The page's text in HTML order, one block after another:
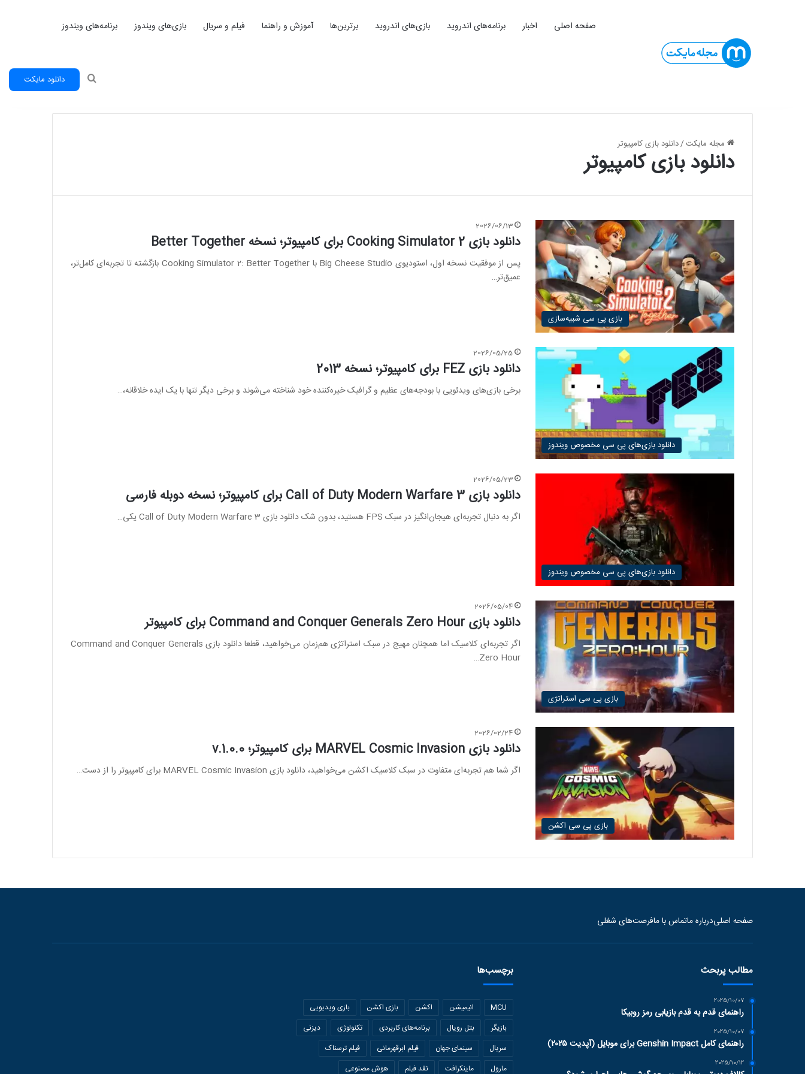
صفحه اصلی اخبار برنامه‌های اندروید بازی‌های اندروید برترین‌ها آموزش و راهنما فیلم و سریال بازی‌های ویندوز برنامه‌های ویندوز
دانلود مایکت جستجو
مجله مایکت /دانلود بازی کامپیوتر
دانلود بازی کامپیوتر
بازی پی سی شبیه‌سازی
2026/06/13
دانلود بازی Cooking Simulator 2 برای کامپیوتر؛ نسخه Better Together
پس از موفقیت نسخه اول، استودیوی Big Cheese Studio با Cooking Simulator 2: Better Together بازگشته تا تجربه‌ای کامل‌تر،
عمیق‌تر…
دانلود بازی‌های پی سی مخصوص ویندوز
2026/05/25
دانلود بازی FEZ برای کامپیوتر؛ نسخه 2013
برخی بازی‌های ویدئویی با بودجه‌های عظیم و گرافیک خیره‌کننده خود شناخته می‌شوند و برخی دیگر تنها با یک ایده خلاقانه،…
دانلود بازی‌های پی سی مخصوص ویندوز
2026/05/23
دانلود بازی Call of Duty Modern Warfare 3 برای کامپیوتر؛ نسخه دوبله فارسی
اگر به دنبال تجربه‌ای هیجان‌انگیز در سبک FPS هستید، بدون شک دانلود بازی Call of Duty Modern Warfare 3 یکی…
بازی پی سی استراتژی
2026/05/04
دانلود بازی Command and Conquer Generals Zero Hour برای کامپیوتر
اگر تجربه‌ای کلاسیک اما همچنان مهیج در سبک استراتژی هم‌زمان می‌خواهید، قطعا دانلود بازی Command and Conquer Generals
Zero Hour…
بازی پی سی اکشن
2026/02/24
دانلود بازی MARVEL Cosmic Invasion برای کامپیوتر؛ v.1.0.0
اگر شما هم تجربه‌ای متفاوت در سبک کلاسیک اکشن می‌خواهید، دانلود بازی MARVEL Cosmic Invasion برای کامپیوتر را از دست…
صفحه اصلیدرباره ماتماس با مافرصت‌های شغلی
مطالب پربحث
2025/10/07
راهنمای قدم به قدم بازیابی رمز روبیکا
2025/10/07
راهنمای کامل Genshin Impact برای موبایل (آپدیت ۲۰۲۵)
2025/10/12
برچسب‌ها
MCU انیمیشن اکشن بازی اکشن
بازی ویدیویی
بازیگر
بتل رویال برنامه‌های کاربردی تکنولوژی
دیزنی
سریال
سینمای جهان فیلم ابرقهرمانی
فیلم ترسناک
مارول
ماینکرافت نقد فیلم هوش مصنوعی